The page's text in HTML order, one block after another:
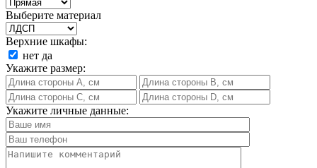
Выберите материал
Верхние шкафы:
нет да
Укажите размер:
Укажите личные данные: